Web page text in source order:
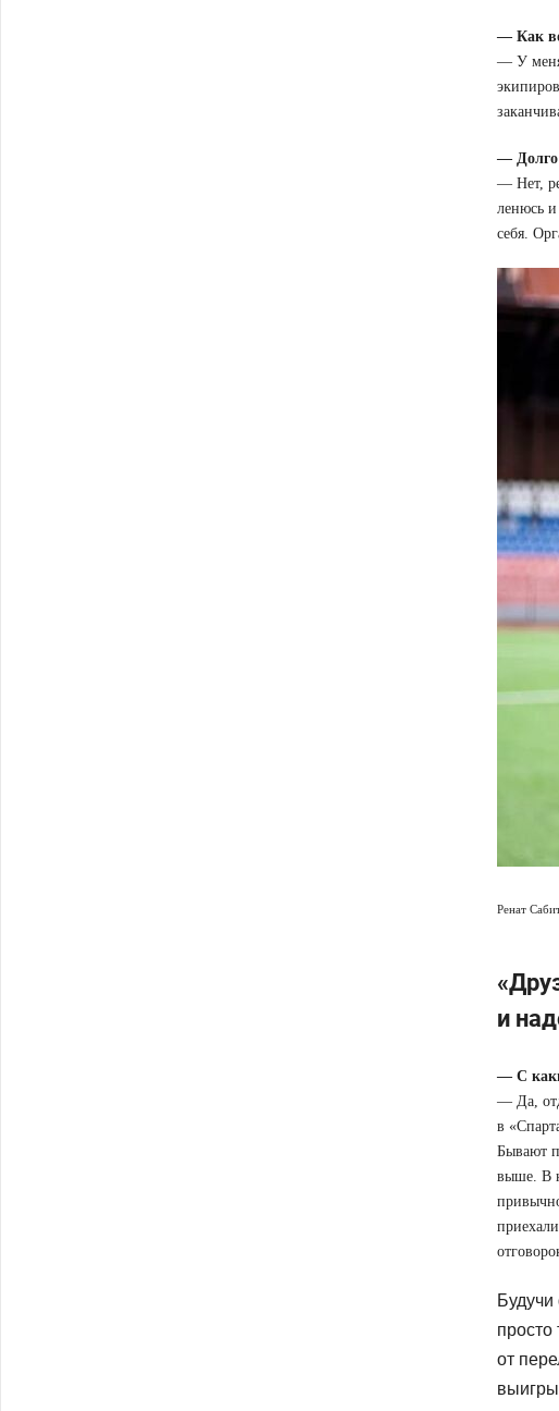
— Как
— У меня
— Долго
— Нет,
ленюсь
себя.
Ренат
и
— С
— Да,
в
Бывают
выше. В
просто
от